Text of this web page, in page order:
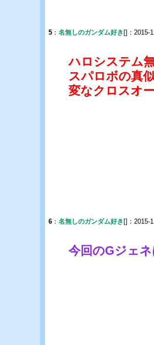
5 ： 名無しのガンダム好き []：2015-
ハロシステム
スパロボの真
変なクロスオ
6 ： 名無しのガンダム好き []：2015-
今回のGジェ